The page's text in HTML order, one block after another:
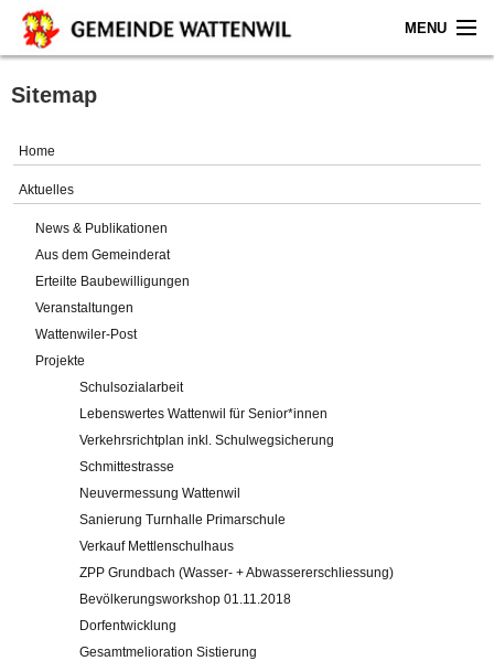
MENU
Home
Gemeinde
Verwaltung
Online-Service
Impressum
Sitemap
Home
Aktuelles
News & Publikationen
Aus dem Gemeinderat
Erteilte Baubewilligungen
Veranstaltungen
Wattenwiler-Post
Projekte
Schulsozialarbeit
Lebenswertes Wattenwil für Senior*innen
Verkehrsrichtplan inkl. Schulwegsicherung
Schmittestrasse
Neuvermessung Wattenwil
Sanierung Turnhalle Primarschule
Verkauf Mettlenschulhaus
ZPP Grundbach (Wasser- + Abwassererschliessung)
Bevölkerungsworkshop 01.11.2018
Dorfentwicklung
Gesamtmelioration Sistierung